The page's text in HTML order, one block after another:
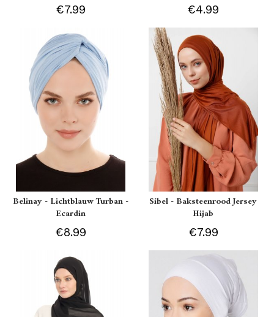
€7.99 €4.99
Belinay - Lichtblauw Turban -
Ecardin
€8.99
Sibel - Baksteenrood Jersey
Hijab
€7.99